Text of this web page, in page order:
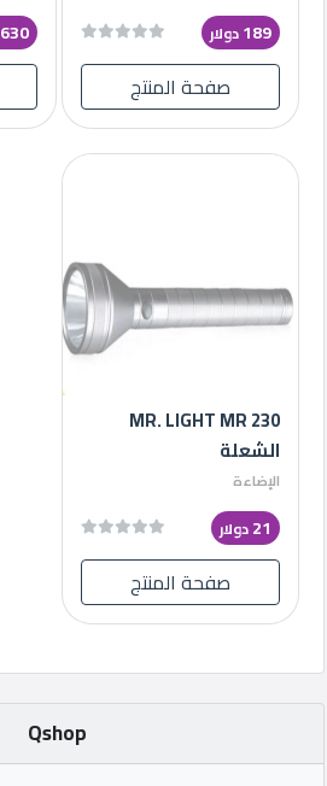
189دولار
صفحة المنتج
630
MR. LIGHT MR 230
الشعلة
الإضاءة
21دولار
صفحة المنتج
Qshop